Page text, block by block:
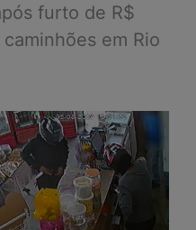
furto de R$
em Rio